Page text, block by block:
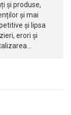
și produse,
și mai
și lipsa
erori și